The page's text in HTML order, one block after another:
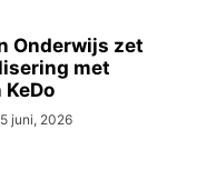
Onderwijs zet
met
juni, 2026